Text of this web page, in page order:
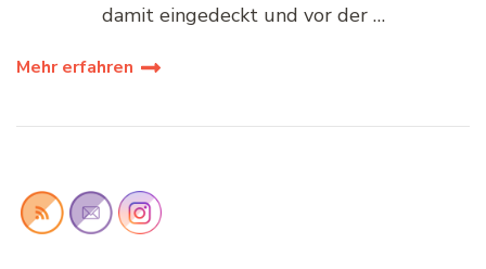
damit eingedeckt und vor der …
Mehr erfahren